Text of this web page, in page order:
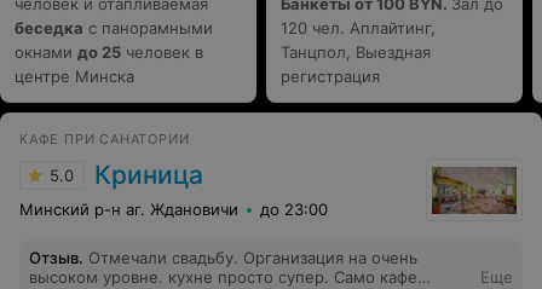
человек и отапливаемая
беседка с панорамными
окнами до 25 человек в
центре Минска
Банкеты от 100 BYN. Зал до
120 чел. Аплайтинг,
Танцпол, Выездная
регистрация
КАФЕ ПРИ САНАТОРИИ
5.0 Криница
Минский р-н аг. Ждановичи до 23:00
Отзыв. Отмечали свадьбу. Организация на очень
высоком уровне. кухне просто супер. Само кафе
Еще